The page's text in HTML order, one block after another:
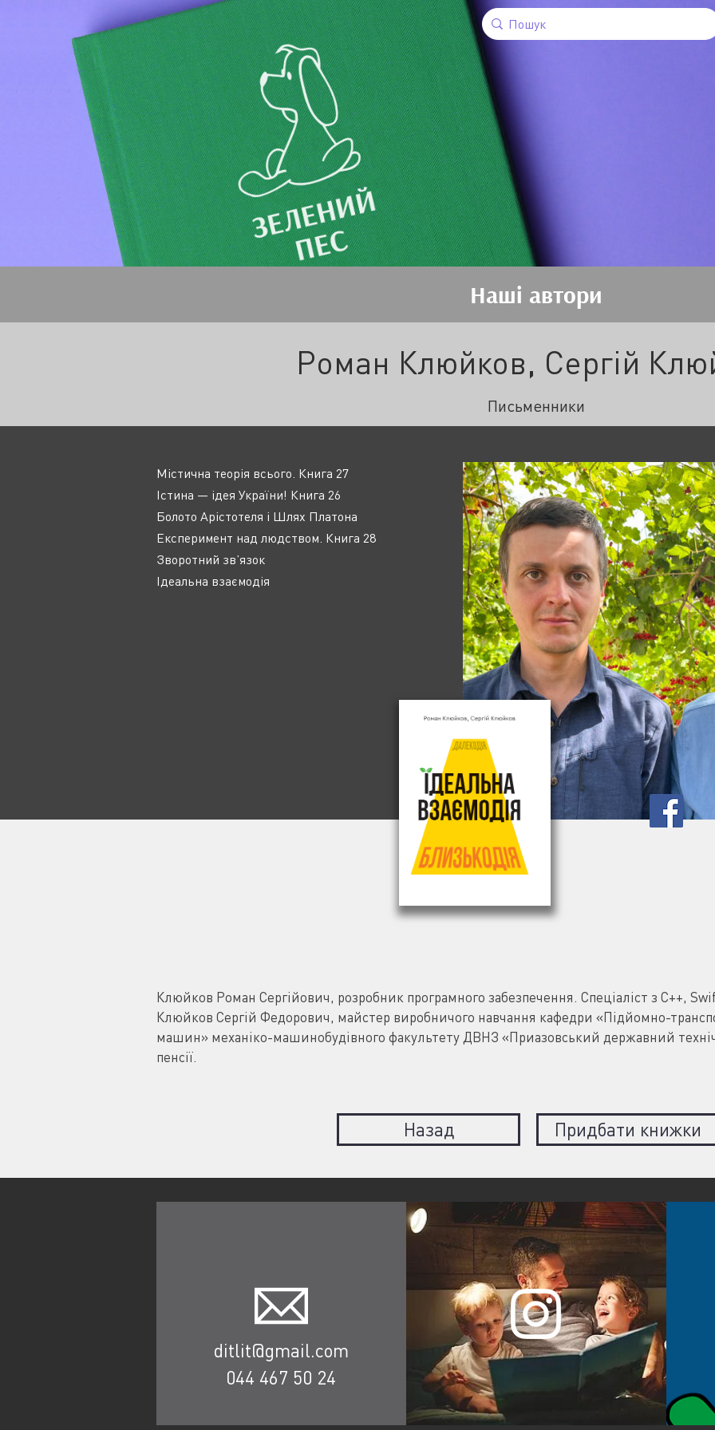
Наші автори
Роман Клюйков, Сергій
Письменники
Містична теорія всього. Книга 27
Істина — ідея України! Книга 26
Болото Арістотеля і Шлях Платона
Експеримент над людством. Книга 28
Зворотний зв’язок
Ідеальна взаємодія
Клюйков Роман Сергійович, розробник програмного забезпечення. Спеціаліст з C++,
Клюйков Сергій Федорович, майстер виробничого навчання кафедри «Підйомно-
машин» механіко-машинобудівного факультету ДВНЗ «Приазовський державний
пенсії.
Назад Придбати книжки
ditlit@gmail.com
044 467 50 24